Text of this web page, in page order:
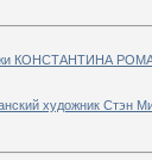
КОНСТАНТИНА
художник Стэн